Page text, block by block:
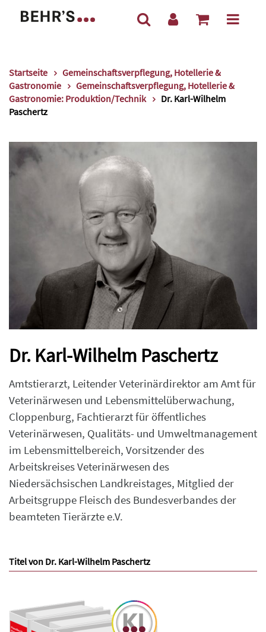
Startseite
Gemeinschaftsverpflegung, Hotellerie &
Gastronomie
Gemeinschaftsverpflegung, Hotellerie &
Gastronomie: Produktion/Technik
Dr. Karl-Wilhelm
Paschertz
Dr. Karl-Wilhelm Paschertz
Amtstierarzt, Leitender Veterinärdirektor am Amt für
Veterinärwesen und Lebensmittelüberwachung,
Cloppenburg, Fachtierarzt für öffentliches
Veterinärwesen, Qualitäts- und Umweltmanagement
im Lebensmittelbereich, Vorsitzender des
Arbeitskreises Veterinärwesen des
Niedersächsischen Landkreistages, Mitglied der
Arbeitsgruppe Fleisch des Bundesverbandes der
beamteten Tierärzte e.V.
Titel von Dr. Karl-Wilhelm Paschertz